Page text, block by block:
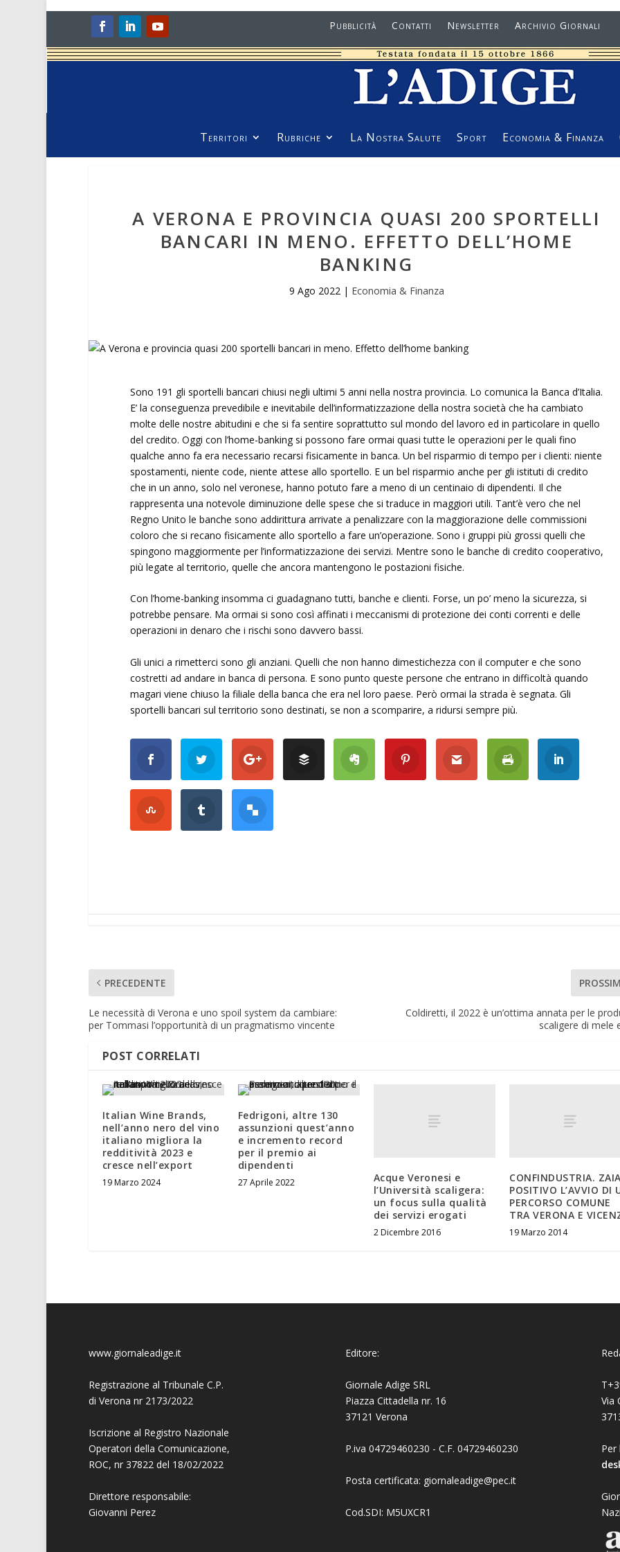
Pubblicità Contatti Newsletter Archivio Giornali
Territori Rubriche La Nostra Salute Sport Economia & Finanza
A VERONA E PROVINCIA QUASI 200 SPORTELLI
BANCARI IN MENO. EFFETTO DELL’HOME
BANKING
9 Ago 2022| Economia & Finanza
Sono 191 gli sportelli bancari chiusi negli ultimi 5 anni nella nostra provincia. Lo comunica la Banca d’Italia.
E’ la conseguenza prevedibile e inevitabile dell’informatizzazione della nostra società che ha cambiato
molte delle nostre abitudini e che si fa sentire soprattutto sul mondo del lavoro ed in particolare in quello
del credito. Oggi con l’home-banking si possono fare ormai quasi tutte le operazioni per le quali fino
qualche anno fa era necessario recarsi fisicamente in banca. Un bel risparmio di tempo per i clienti: niente
spostamenti, niente code, niente attese allo sportello. E un bel risparmio anche per gli istituti di credito
che in un anno, solo nel veronese, hanno potuto fare a meno di un centinaio di dipendenti. Il che
rappresenta una notevole diminuzione delle spese che si traduce in maggiori utili. Tant’è vero che nel
Regno Unito le banche sono addirittura arrivate a penalizzare con la maggiorazione delle commissioni
coloro che si recano fisicamente allo sportello a fare un’operazione. Sono i gruppi più grossi quelli che
spingono maggiormente per l’informatizzazione dei servizi. Mentre sono le banche di credito cooperativo,
più legate al territorio, quelle che ancora mantengono le postazioni fisiche.
Con l’home-banking insomma ci guadagnano tutti, banche e clienti. Forse, un po’ meno la sicurezza, si
potrebbe pensare. Ma ormai si sono così affinati i meccanismi di protezione dei conti correnti e delle
operazioni in denaro che i rischi sono davvero bassi.
Gli unici a rimetterci sono gli anziani. Quelli che non hanno dimestichezza con il computer e che sono
costretti ad andare in banca di persona. E sono punto queste persone che entrano in difficoltà quando
magari viene chiuso la filiale della banca che era nel loro paese. Però ormai la strada è segnata. Gli
sportelli bancari sul territorio sono destinati, se non a scomparire, a ridursi sempre più.
PRECEDENTE
Le necessità di Verona e uno spoil system da cambiare:
per Tommasi l’opportunità di un pragmatismo vincente
Coldiretti, il 2022 è un’ottima annata per le
scaligere di mele
POST CORRELATI
Italian Wine Brands,
nell’anno nero del vino
italiano migliora la
redditività 2023 e
cresce nell’export
19 Marzo 2024
Fedrigoni, altre 130
assunzioni quest’anno
e incremento record
per il premio ai
dipendenti
27 Aprile 2022
Acque Veronesi e
l’Università scaligera:
un focus sulla qualità
dei servizi erogati
2 Dicembre 2016
CONFINDUSTRIA.
POSITIVO L’AVVIO DI
PERCORSO COMUNE
TRA VERONA E
19 Marzo 2014
www.giornaleadige.it
Registrazione al Tribunale C.P.
di Verona nr 2173/2022
Iscrizione al Registro Nazionale
Operatori della Comunicazione,
ROC, nr 37822 del 18/02/2022
Direttore responsabile:
Giovanni Perez
Editore:
Giornale Adige SRL
Piazza Cittadella nr. 16
37121 Verona
P.iva 04729460230 - C.F. 04729460230
Posta certificata: giornaleadige@pec.it
Cod.SDI: M5UXCR1
Via
Per